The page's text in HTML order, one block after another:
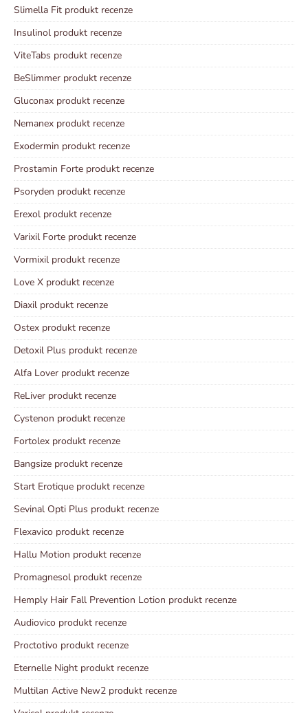
Slimella Fit produkt recenze
Insulinol produkt recenze
ViteTabs produkt recenze
BeSlimmer produkt recenze
Gluconax produkt recenze
Nemanex produkt recenze
Exodermin produkt recenze
Prostamin Forte produkt recenze
Psoryden produkt recenze
Erexol produkt recenze
Varixil Forte produkt recenze
Vormixil produkt recenze
Love X produkt recenze
Diaxil produkt recenze
Ostex produkt recenze
Detoxil Plus produkt recenze
Alfa Lover produkt recenze
ReLiver produkt recenze
Cystenon produkt recenze
Fortolex produkt recenze
Bangsize produkt recenze
Start Erotique produkt recenze
Sevinal Opti Plus produkt recenze
Flexavico produkt recenze
Hallu Motion produkt recenze
Promagnesol produkt recenze
Hemply Hair Fall Prevention Lotion produkt recenze
Audiovico produkt recenze
Proctotivo produkt recenze
Eternelle Night produkt recenze
Multilan Active New2 produkt recenze